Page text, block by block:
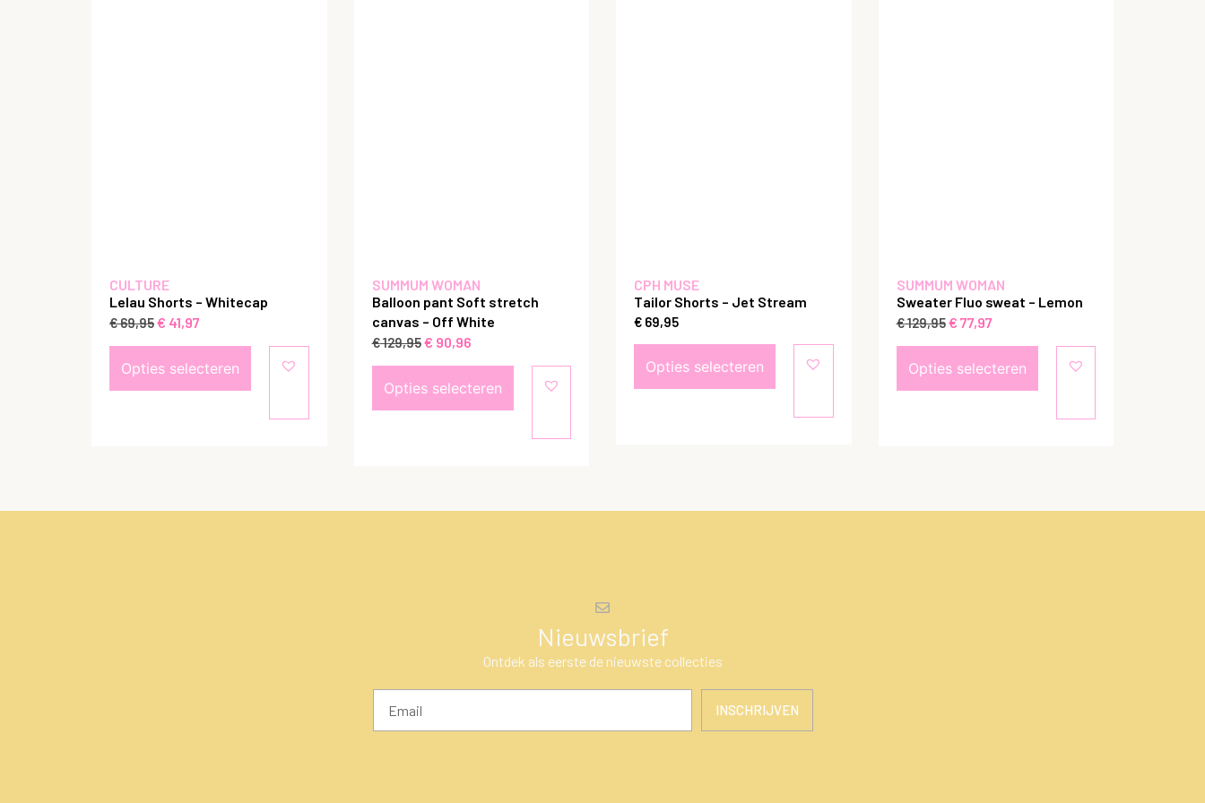
CULTURE
Lelau Shorts – Whitecap
€69,95€ 41,97
Opties selecteren
SUMMUM WOMAN
Balloon pant Soft stretch
canvas – Off White
€129,95€ 90,96
Opties selecteren
CPH MUSE
Tailor Shorts – Jet Stream
€ 69,95
Opties selecteren
SUMMUM WOMAN
Sweater Fluo sweat – Lemon
€129,95€ 77,97
Opties selecteren
Nieuwsbrief
Ontdek als eerste de nieuwste collecties
INSCHRIJVEN